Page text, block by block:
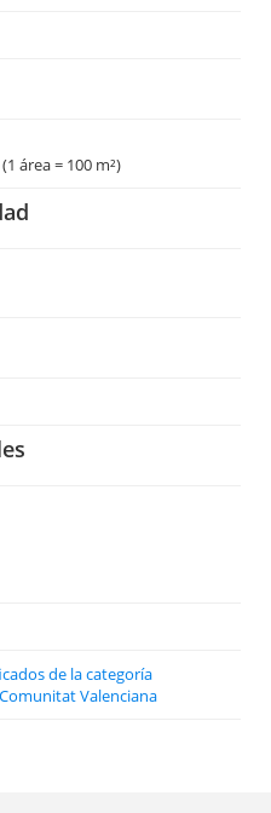
área = 100 m²)
de la categoría
Valenciana